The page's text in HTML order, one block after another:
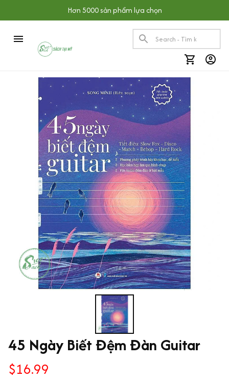
Hơn 5000 sản phẩm lựa chọn
45 Ngày Biết Đệm Đàn Guitar
$16.99